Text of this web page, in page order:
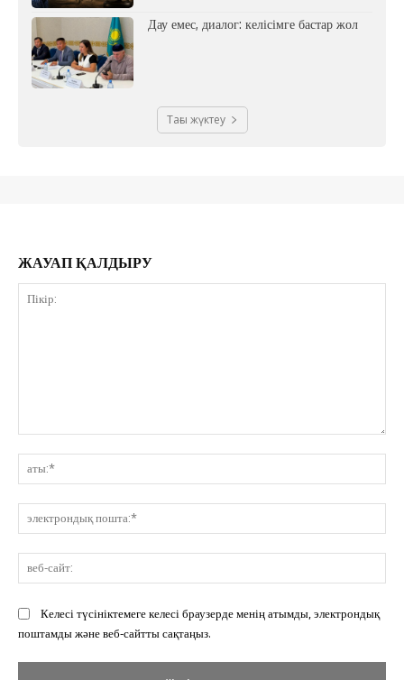
Дау емес, диалог: келісімге бастар жол
Тағы жүктеу
ЖАУАП ҚАЛДЫРУ
Келесі түсініктемеге келесі браузерде менің атымды, электрондық
поштамды және веб-сайтты сақтаңыз.